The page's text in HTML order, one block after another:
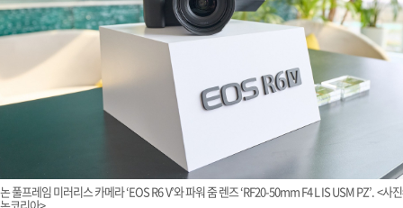
풀프레임 미러리스 카메라 ‘EOS R6 V’와 파워 줌 렌즈 ‘RF20-50mm F4 L IS USM PZ’. <사